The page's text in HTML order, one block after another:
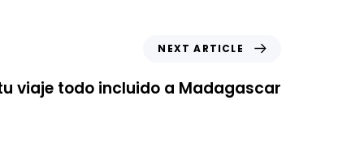
NEXT ARTICLE
viaje todo incluido a Madagascar